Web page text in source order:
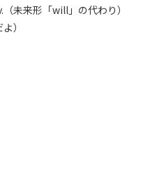
未来形「will」の代わり）
）